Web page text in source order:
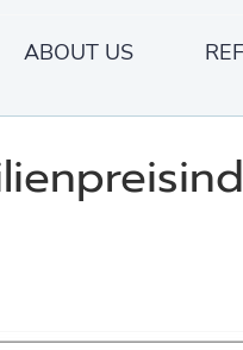
ABOUT US